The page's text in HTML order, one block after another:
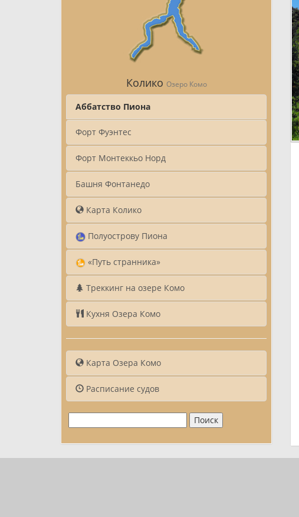
Колико Озеро Комо
Аббатство Пиона
Форт Фуэнтес
Форт Монтеккьо Норд
Башня Фонтанедо
Карта Колико
Полуострову Пиона
«Путь странника»
Треккинг на озере Комо
Кухня Озера Комо
Карта Озера Комо
Расписание судов